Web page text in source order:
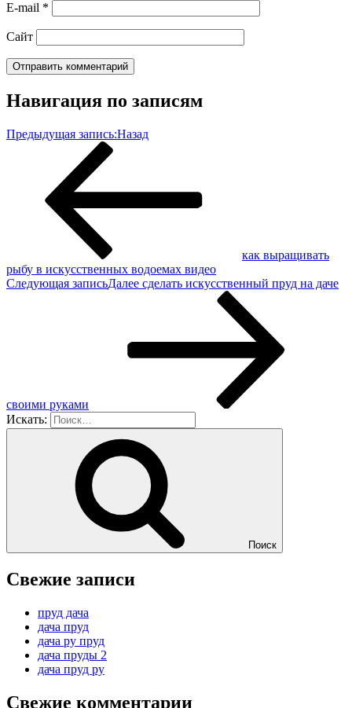
E-mail *
Сайт
Навигация по записям
Предыдущая запись:Назад
как выращивать
рыбу в искусственных водоемах видео
Следующая записьДалее сделать искусственный пруд на даче
своими руками
Искать:
Поиск
Свежие записи
пруд дача
дача пруд
дача ру пруд
дача пруды 2
дача пруд ру
Свежие комментарии